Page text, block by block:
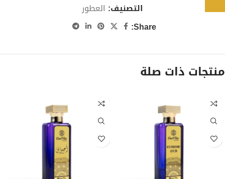
التصنيف: العطور
Share:
منتجات ذات صلة